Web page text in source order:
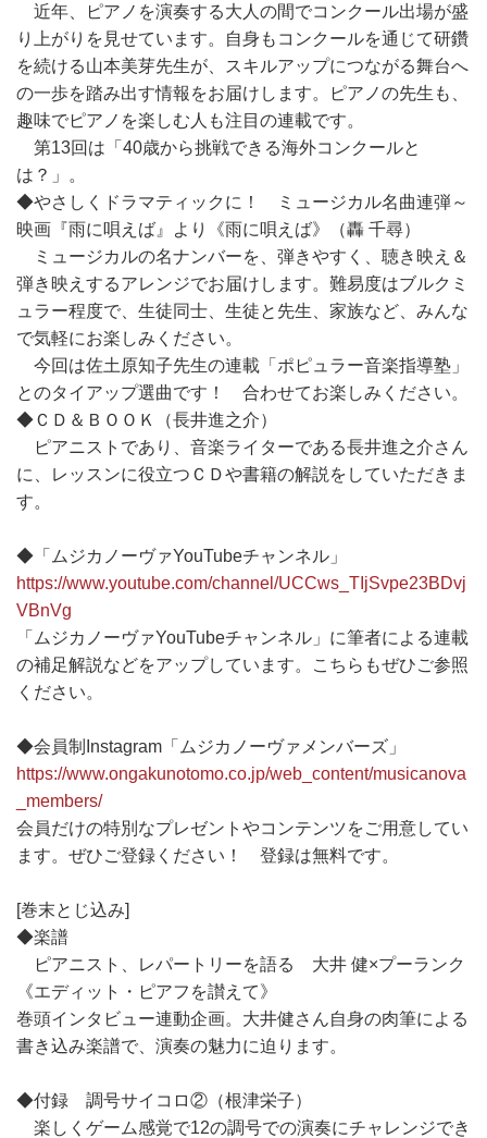
近年、ピアノを演奏する大人の間でコンクール出場が盛
り上がりを見せています。自身もコンクールを通じて研鑽
を続ける山本美芽先生が、スキルアップにつながる舞台へ
の一歩を踏み出す情報をお届けします。ピアノの先生も、
趣味でピアノを楽しむ人も注目の連載です。
第13回は「40歳から挑戦できる海外コンクールと
は？」。
◆やさしくドラマティックに！ ミュージカル名曲連弾～
映画『雨に唄えば』より《雨に唄えば》（轟 千尋）
ミュージカルの名ナンバーを、弾きやすく、聴き映え＆
弾き映えするアレンジでお届けします。難易度はブルクミ
ュラー程度で、生徒同士、生徒と先生、家族など、みんな
で気軽にお楽しみください。
今回は佐土原知子先生の連載「ポピュラー音楽指導塾」
とのタイアップ選曲です！ 合わせてお楽しみください。
◆ＣＤ＆ＢＯＯＫ（長井進之介）
ピアニストであり、音楽ライターである長井進之介さん
に、レッスンに役立つＣＤや書籍の解説をしていただきま
す。
◆「ムジカノーヴァYouTubeチャンネル」
https://www.youtube.com/channel/UCCws_TIjSvpe23BDvj
VBnVg
「ムジカノーヴァYouTubeチャンネル」に筆者による連載
の補足解説などをアップしています。こちらもぜひご参照
ください。
◆会員制Instagram「ムジカノーヴァメンバーズ」
https://www.ongakunotomo.co.jp/web_content/musicanova
_members/
会員だけの特別なプレゼントやコンテンツをご用意してい
ます。ぜひご登録ください！ 登録は無料です。
[巻末とじ込み]
◆楽譜
ピアニスト、レパートリーを語る 大井 健×プーランク
《エディット・ピアフを讃えて》
巻頭インタビュー連動企画。大井健さん自身の肉筆による
書き込み楽譜で、演奏の魅力に迫ります。
◆付録 調号サイコロ②（根津栄子）
楽しくゲーム感覚で12の調号での演奏にチャレンジでき